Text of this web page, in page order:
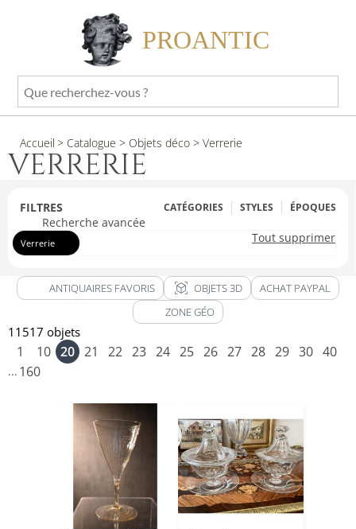
PROANTIC
Que
recherchez-
?
Accueil > Catalogue > Objets déco > Verrerie
VERRERIE
FILTRES CATÉGORIES STYLES ÉPOQUES
Recherche avancée
Tout supprimer
Verrerie
ANTIQUAIRES FAVORIS view_in_ar OBJETS 3D
ACHAT PAYPAL
ZONE GÉO
11517 objets
1 10 20 21 22 23 24 25 26 27 28 29 30 40
... 160